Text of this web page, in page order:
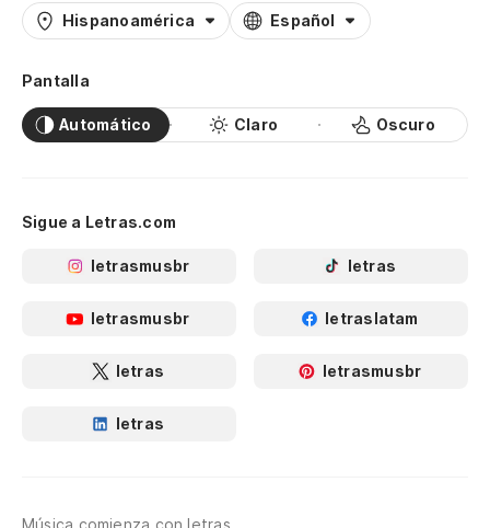
Hispanoamérica Español
Pantalla
Automático Claro Oscuro
Sigue a Letras.com
letrasmusbr letras
letrasmusbr letraslatam
letras letrasmusbr
letras